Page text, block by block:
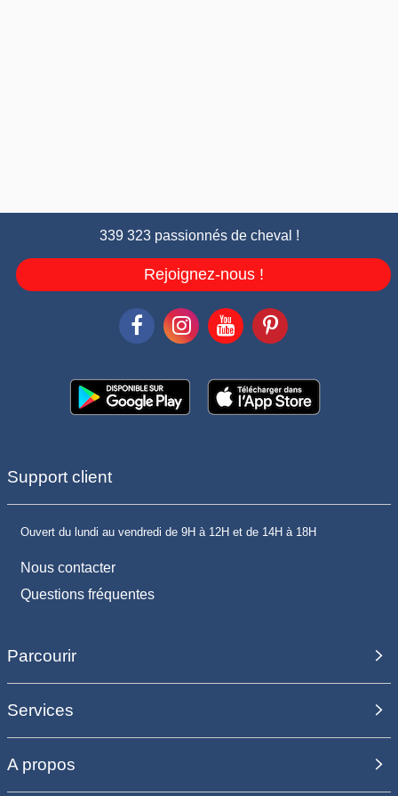
339 323 passionnés de cheval !
Rejoignez-nous !
Support client
Ouvert du lundi au vendredi de 9H à 12H et de 14H à 18H
Nous contacter
Questions fréquentes
Parcourir
Services
A propos